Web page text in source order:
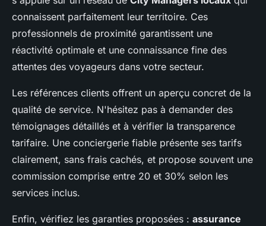
connaissent parfaitement leur territoire. Ces
professionnels de proximité garantissent une
réactivité optimale et une connaissance fine des
attentes des voyageurs dans votre secteur.
Les références clients offrent un aperçu concret de la
qualité de service. N'hésitez pas à demander des
témoignages détaillés et à vérifier la transparence
tarifaire. Une conciergerie fiable présente ses tarifs
clairement, sans frais cachés, et propose souvent une
commission comprise entre 20 et 30% selon les
services inclus.
Enfin, vérifiez les garanties proposées : assurance